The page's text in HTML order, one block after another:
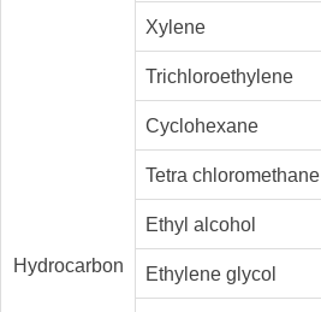
Hydrocarbon
Xylene
Trichloroethylene
Cyclohexane
Tetra chloromethane
Ethyl alcohol
Ethylene glycol